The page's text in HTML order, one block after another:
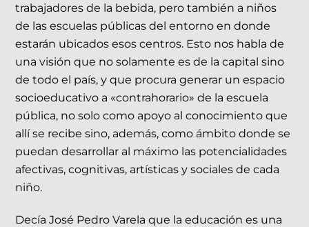
trabajadores de la bebida, pero también a niños
de las escuelas públicas del entorno en donde
estarán ubicados esos centros. Esto nos habla de
una visión que no solamente es de la capital sino
de todo el país, y que procura generar un espacio
socioeducativo a «contrahorario» de la escuela
pública, no solo como apoyo al conocimiento que
allí se recibe sino, además, como ámbito donde se
puedan desarrollar al máximo las potencialidades
afectivas, cognitivas, artísticas y sociales de cada
niño.
Decía José Pedro Varela que la educación es una